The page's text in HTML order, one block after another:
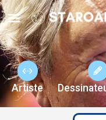
Artiste